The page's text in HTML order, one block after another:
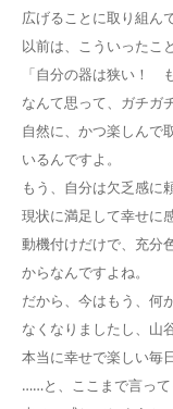
広げることに取り組ん
以前は、こういったこ
「自分の器は狭い！
なんて思って、ガチガ
自然に、かつ楽しんで
いるんですよ。
もう、自分は欠乏感に
現状に満足して幸せに
動機付けだけで、充分
からなんですよね。
だから、今はもう、何
なくなりましたし、山
本当に幸せで楽しい毎
……と、ここまで言っ